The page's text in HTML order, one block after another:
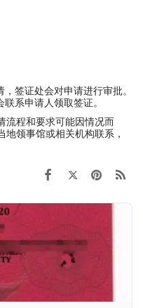
签证处会对申请进行审批。
系申请人领取签证。
流程和要求可能因情况而
领事馆或相关机构联系，